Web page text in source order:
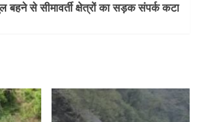
बहने से सीमावर्ती क्षेत्रों का सड़क संपर्क कटा